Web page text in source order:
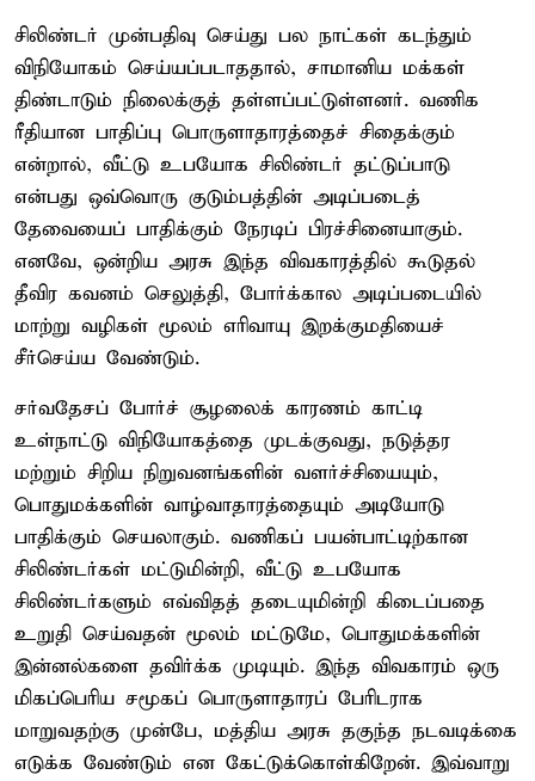
சிலிண்டர் முன்பதிவு செய்து பல நாட்கள் கடந்தும்
விநியோகம் செய்யப்படாததால், சாமானிய மக்கள்
திண்டாடும் நிலைக்குத் தள்ளப்பட்டுள்ளனர். வணிக
ரீதியான பாதிப்பு பொருளாதாரத்தைச் சிதைக்கும்
என்றால், வீட்டு உபயோக சிலிண்டர் தட்டுப்பாடு
என்பது ஒவ்வொரு குடும்பத்தின் அடிப்படைத்
தேவையைப் பாதிக்கும் நேரடிப் பிரச்சினையாகும்.
எனவே, ஒன்றிய அரசு இந்த விவகாரத்தில் கூடுதல்
தீவிர கவனம் செலுத்தி, போர்க்கால அடிப்படையில்
மாற்று வழிகள் மூலம் எரிவாயு இறக்குமதியைச்
சீர்செய்ய வேண்டும்.
சர்வதேசப் போர்ச் சூழலைக் காரணம் காட்டி
உள்நாட்டு விநியோகத்தை முடக்குவது, நடுத்தர
மற்றும் சிறிய நிறுவனங்களின் வளர்ச்சியையும்,
பொதுமக்களின் வாழ்வாதாரத்தையும் அடியோடு
பாதிக்கும் செயலாகும். வணிகப் பயன்பாட்டிற்கான
சிலிண்டர்கள் மட்டுமின்றி, வீட்டு உபயோக
சிலிண்டர்களும் எவ்விதத் தடையுமின்றி கிடைப்பதை
உறுதி செய்வதன் மூலம் மட்டுமே, பொதுமக்களின்
இன்னல்களை தவிர்க்க முடியும். இந்த விவகாரம் ஒரு
மிகப்பெரிய சமூகப் பொருளாதாரப் பேரிடராக
மாறுவதற்கு முன்பே, மத்திய அரசு தகுந்த நடவடிக்கை
எடுக்க வேண்டும் என கேட்டுக்கொள்கிறேன். இவ்வாறு